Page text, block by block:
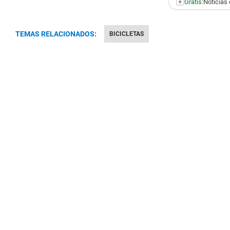
+ Gratis:Noticias
TEMAS RELACIONADOS: BICICLETAS